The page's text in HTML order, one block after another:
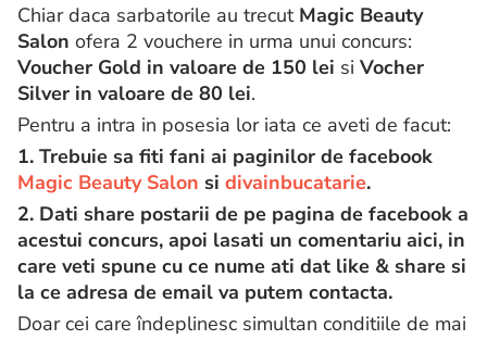
Chiar daca sarbatorile au trecut Magic Beauty
Salon ofera 2 vouchere in urma unui concurs:
Voucher Gold in valoare de 150 lei si Vocher
Silver in valoare de 80 lei.
Pentru a intra in posesia lor iata ce aveti de facut:
1. Trebuie sa fiti fani ai paginilor de facebook
Magic Beauty Salon si divainbucatarie.
2. Dati share postarii de pe pagina de facebook a
acestui concurs, apoi lasati un comentariu aici, in
care veti spune cu ce nume ati dat like & share si
la ce adresa de email va putem contacta.
Doar cei care îndeplinesc simultan conditiile de mai